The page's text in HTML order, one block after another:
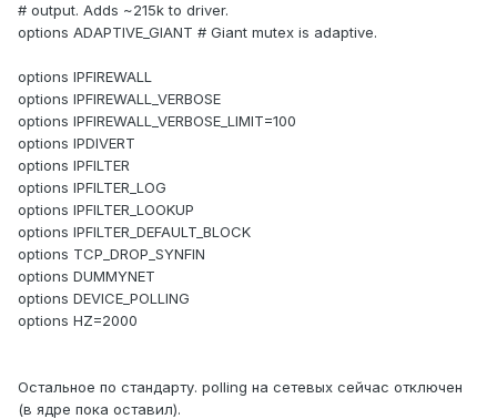
# output. Adds ~215k to driver.
options ADAPTIVE_GIANT # Giant mutex is adaptive.
options IPFIREWALL
options IPFIREWALL_VERBOSE
options IPFIREWALL_VERBOSE_LIMIT=100
options IPDIVERT
options IPFILTER
options IPFILTER_LOG
options IPFILTER_LOOKUP
options IPFILTER_DEFAULT_BLOCK
options TCP_DROP_SYNFIN
options DUMMYNET
options DEVICE_POLLING
options HZ=2000
Остальное по стандарту. polling на сетевых сейчас отключен
(в ядре пока оставил).